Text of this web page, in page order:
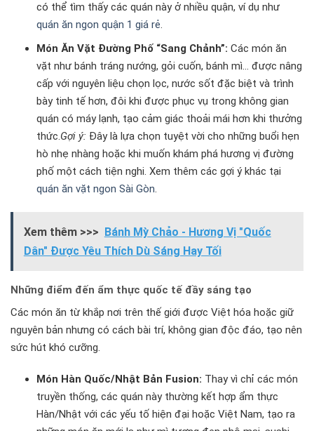
có thể tìm thấy các quán này ở nhiều quận, ví dụ như
quán ăn ngon quận 1 giá rẻ.
Món Ăn Vặt Đường Phố “Sang Chảnh”: Các món ăn
vặt như bánh tráng nướng, gỏi cuốn, bánh mì… được nâng
cấp với nguyên liệu chọn lọc, nước sốt đặc biệt và trình
bày tinh tế hơn, đôi khi được phục vụ trong không gian
quán có máy lạnh, tạo cảm giác thoải mái hơn khi thưởng
thức.Gợi ý: Đây là lựa chọn tuyệt vời cho những buổi hẹn
hò nhẹ nhàng hoặc khi muốn khám phá hương vị đường
phố một cách tiện nghi. Xem thêm các gợi ý khác tại
quán ăn vặt ngon Sài Gòn.
Xem thêm >>> Bánh Mỳ Chảo - Hương Vị "Quốc
Dân" Được Yêu Thích Dù Sáng Hay Tối
Những điểm đến ẩm thực quốc tế đầy sáng tạo
Các món ăn từ khắp nơi trên thế giới được Việt hóa hoặc giữ
nguyên bản nhưng có cách bài trí, không gian độc đáo, tạo nên
sức hút khó cưỡng.
Món Hàn Quốc/Nhật Bản Fusion: Thay vì chỉ các món
truyền thống, các quán này thường kết hợp ẩm thực
Hàn/Nhật với các yếu tố hiện đại hoặc Việt Nam, tạo ra